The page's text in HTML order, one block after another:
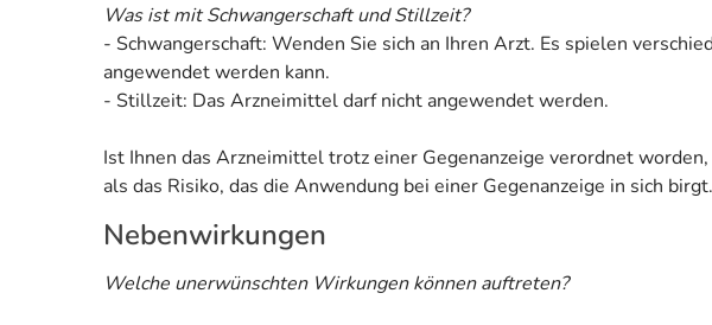
Was ist mit Schwangerschaft und Stillzeit?
- Schwangerschaft: Wenden Sie sich an Ihren Arzt. Es spielen
angewendet werden kann.
- Stillzeit: Das Arzneimittel darf nicht angewendet werden.
Ist Ihnen das Arzneimittel trotz einer Gegenanzeige verordnet
als das Risiko, das die Anwendung bei einer Gegenanzeige in sich birgt.
Nebenwirkungen
Welche unerwünschten Wirkungen können auftreten?